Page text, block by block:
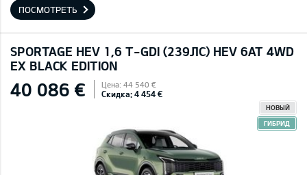
ПОСМОТРЕТЬ
SPORTAGE HEV 1,6 T-GDI (239ЛС) HEV 6AT 4WD
EX BLACK EDITION
40 086 € Цена: 44 540 €
Скидка: 4 454 €
НОВЫЙ
ГИБРИД